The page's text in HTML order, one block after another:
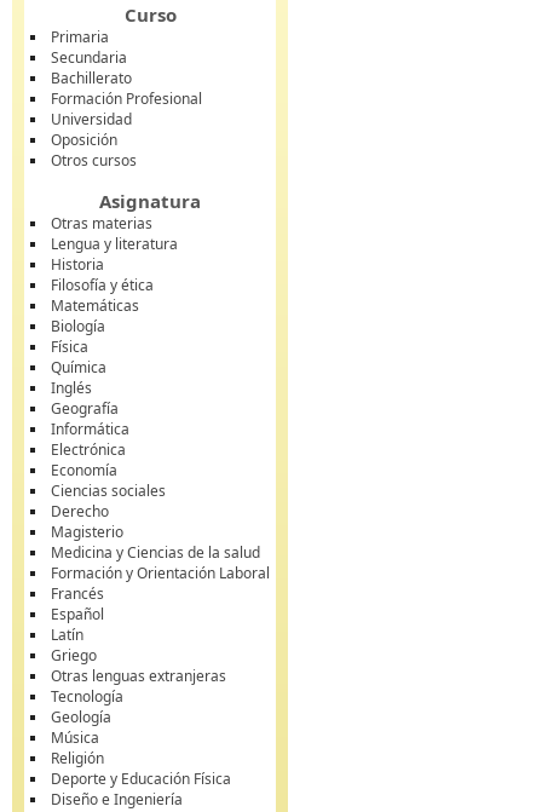
Curso
Primaria
Secundaria
Bachillerato
Formación Profesional
Universidad
Oposición
Otros cursos
Asignatura
Otras materias
Lengua y literatura
Historia
Filosofía y ética
Matemáticas
Biología
Física
Química
Inglés
Geografía
Informática
Electrónica
Economía
Ciencias sociales
Derecho
Magisterio
Medicina y Ciencias de la salud
Formación y Orientación Laboral
Francés
Español
Latín
Griego
Otras lenguas extranjeras
Tecnología
Geología
Música
Religión
Deporte y Educación Física
Diseño e Ingeniería